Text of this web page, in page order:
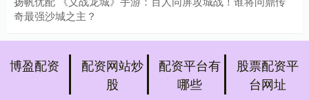
奇最强沙城之主？
博盈配资
配资网站炒
股
配资平台有
哪些
股票配资平
台网址